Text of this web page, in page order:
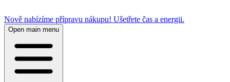
Nově nabízíme přípravu nákupu! Ušetřete čas a energii.
Open main menu